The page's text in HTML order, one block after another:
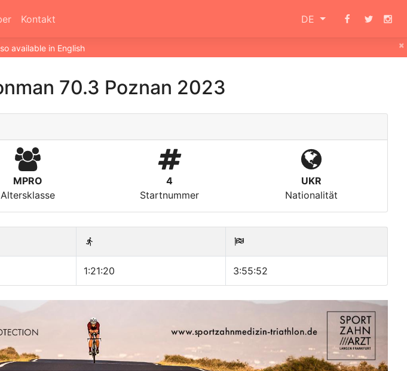
Kontakt DE
×
available in English
70.3 Poznan 2023
MPRO
Altersklasse
4
Startnummer
UKR
Nationalität
1:21:20 3:55:52